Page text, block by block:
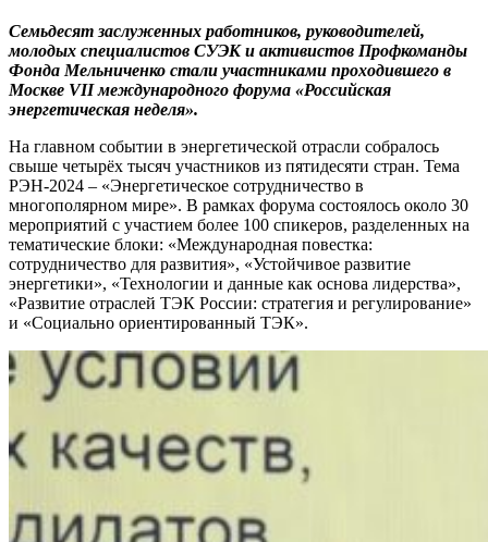
Семьдесят заслуженных работников, руководителей,
молодых специалистов СУЭК и активистов Профкоманды
Фонда Мельниченко стали участниками проходившего в
Москве VII международного форума «Российская
энергетическая неделя».
На главном событии в энергетической отрасли собралось
свыше четырёх тысяч участников из пятидесяти стран. Тема
РЭН-2024 – «Энергетическое сотрудничество в
многополярном мире». В рамках форума состоялось около 30
мероприятий с участием более 100 спикеров, разделенных на
тематические блоки: «Международная повестка:
сотрудничество для развития», «Устойчивое развитие
энергетики», «Технологии и данные как основа лидерства»,
«Развитие отраслей ТЭК России: стратегия и регулирование»
и «Социально ориентированный ТЭК».